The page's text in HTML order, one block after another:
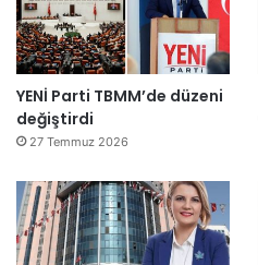
YENİ Parti TBMM’de düzeni
değiştirdi
27 Temmuz 2026